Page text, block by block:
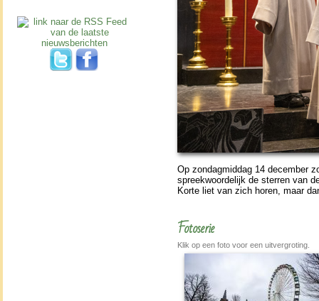
Op zon­dag­mid­dag 14 de­cem­ber
spreekwoor­de­lijk de sterren van
Korte liet van zich horen, maar
Fotoserie
Klik op een foto voor een uitvergroting.